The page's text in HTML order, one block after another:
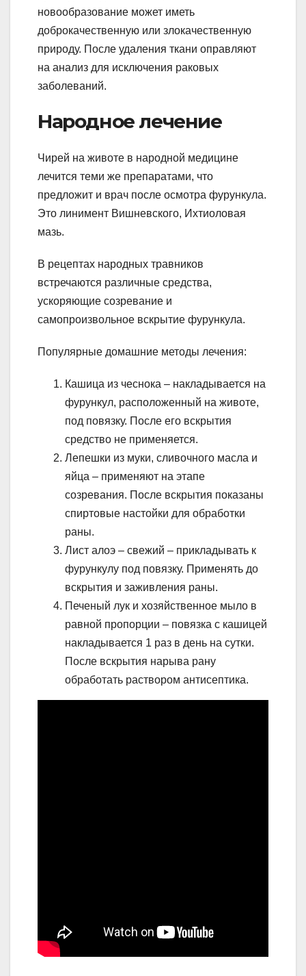
новообразование может иметь
доброкачественную или злокачественную
природу. После удаления ткани оправляют
на анализ для исключения раковых
заболеваний.
Народное лечение
Чирей на животе в народной медицине
лечится теми же препаратами, что
предложит и врач после осмотра фурункула.
Это линимент Вишневского, Ихтиоловая
мазь.
В рецептах народных травников
встречаются различные средства,
ускоряющие созревание и
самопроизвольное вскрытие фурункула.
Популярные домашние методы лечения:
Кашица из чеснока – накладывается на
фурункул, расположенный на животе,
под повязку. После его вскрытия
средство не применяется.
Лепешки из муки, сливочного масла и
яйца – применяют на этапе
созревания. После вскрытия показаны
спиртовые настойки для обработки
раны.
Лист алоэ – свежий – прикладывать к
фурункулу под повязку. Применять до
вскрытия и заживления раны.
Печеный лук и хозяйственное мыло в
равной пропорции – повязка с кашицей
накладывается 1 раз в день на сутки.
После вскрытия нарыва рану
обработать раствором антисептика.